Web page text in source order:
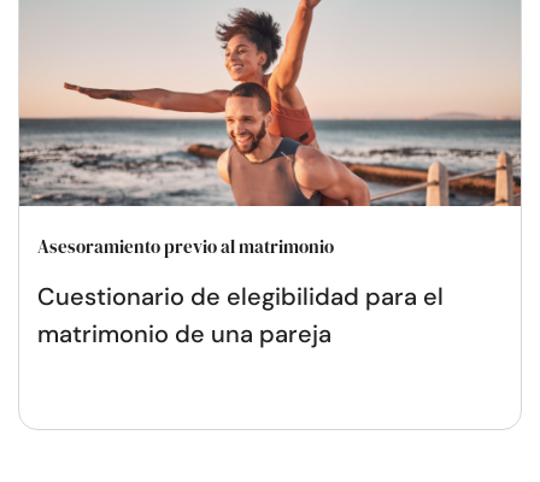
Asesoramiento previo al matrimonio
Cuestionario de elegibilidad para el
matrimonio de una pareja